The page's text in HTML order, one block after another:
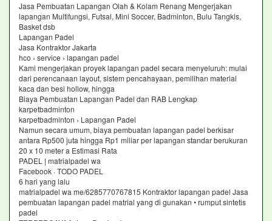
Jasa Pembuatan Lapangan Olah & Kolam Renang Mengerjakan
lapangan Multifungsi, Futsal, Mini Soccer, Badminton, Bulu Tangkis,
Basket dsb
Lapangan Padel
Jasa Kontraktor Jakarta
hco › service › lapangan padel
Kami mengerjakan proyek lapangan padel secara menyeluruh: mulai
dari perencanaan layout, sistem pencahayaan, pemilihan material
kaca dan besi hollow, hingga
Biaya Pembuatan Lapangan Padel dan RAB Lengkap
karpetbadminton
karpetbadminton › Lapangan Padel
Namun secara umum, biaya pembuatan lapangan padel berkisar
antara Rp500 juta hingga Rp1 miliar per lapangan standar berukuran
20 x 10 meter a Estimasi Rata
PADEL | matrialpadel wa
Facebook · TODO PADEL
6 hari yang lalu
matrialpadel wa me/6285770767815 Kontraktor lapangan padel Jasa
pembuatan lapangan padel matrial yang di gunakan • rumput sintetis
padel